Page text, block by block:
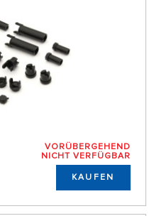
VORÜBERGEHEND
NICHT VERFÜGBAR
KAUFEN